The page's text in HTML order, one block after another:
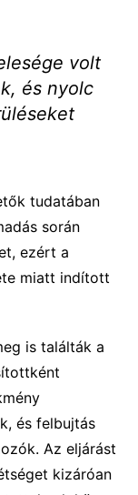
volt
és nyolc
tudatában
során
ezért a
miatt indított
is találták a
és felbujtás
Az eljárást
kizáróan